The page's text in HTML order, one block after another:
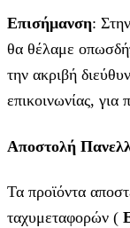
Επισήμανση:
θα θέλαμε
την ακριβή
επικοινωνίας, για
Αποστολή
Τα προϊόντα
ταχυμεταφορών (